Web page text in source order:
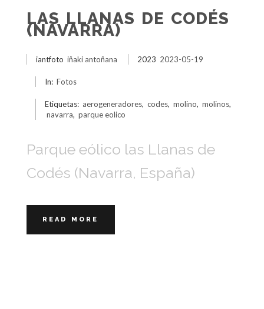
LAS LLANAS DE CODÉS
(NAVARRA)
iantfoto iñaki antoñana 2023 2023-05-19
In: Fotos
Etiquetas: aerogeneradores, codes, molino, molinos,
navarra, parque eolico
Parque eólico las Llanas de
Codés (Navarra, España)
READ MORE